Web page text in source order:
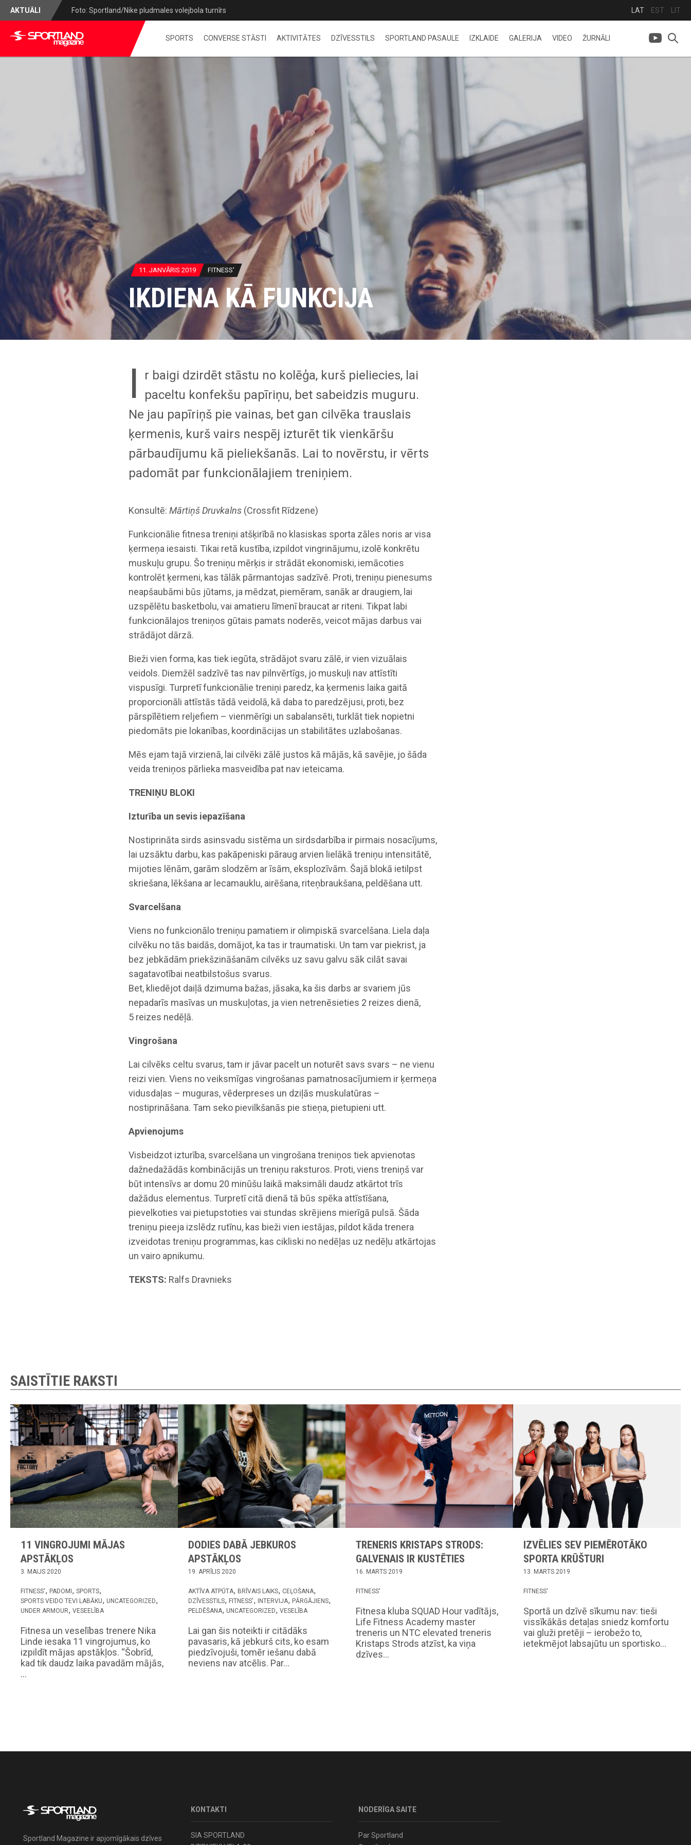
AKTUĀLI Foto: Sportland/Nike pludmales volejbola turnīrs LAT EST LIT
SPORTS CONVERSE STĀSTI AKTIVITĀTES DZĪVESSTILS SPORTLAND PASAULE IZKLAIDE GALERIJA VIDEO ŽURNĀLI
11. JANVĀRIS 2019 FITNESS'
IKDIENA KĀ FUNKCIJA
I
r baigi dzirdēt stāstu no kolēģa, kurš pieliecies, lai
paceltu konfekšu papīriņu, bet sabeidzis muguru.
Ne jau papīriņš pie vainas, bet gan cilvēka trauslais
ķermenis, kurš vairs nespēj izturēt tik vienkāršu
pārbaudījumu kā pieliekšanās. Lai to novērstu, ir vērts
padomāt par funkcionālajiem treniņiem.
Konsultē: Mārtiņš Druvkalns (Crossfit Rīdzene)
Funkcionālie fitnesa treniņi atšķirībā no klasiskas sporta zāles noris ar visa
ķermeņa iesaisti. Tikai retā kustība, izpildot vingrinājumu, izolē konkrētu
muskuļu grupu. Šo treniņu mērķis ir strādāt ekonomiski, iemācoties
kontrolēt ķermeni, kas tālāk pārmantojas sadzīvē. Proti, treniņu pienesums
neapšaubāmi būs jūtams, ja mēdzat, piemēram, sanāk ar draugiem, lai
uzspēlētu basketbolu, vai amatieru līmenī braucat ar riteni. Tikpat labi
funkcionālajos treniņos gūtais pamats noderēs, veicot mājas darbus vai
strādājot dārzā.
Bieži vien forma, kas tiek iegūta, strādājot svaru zālē, ir vien vizuālais
veidols. Diemžēl sadzīvē tas nav pilnvērtīgs, jo muskuļi nav attīstīti
vispusīgi. Turpretī funkcionālie treniņi paredz, ka ķermenis laika gaitā
proporcionāli attīstās tādā veidolā, kā daba to paredzējusi, proti, bez
pārspīlētiem reljefiem – vienmērīgi un sabalansēti, turklāt tiek nopietni
piedomāts pie lokanības, koordinācijas un stabilitātes uzlabošanas.
Mēs ejam tajā virzienā, lai cilvēki zālē justos kā mājās, kā savējie, jo šāda
veida treniņos pārlieka masveidība pat nav ieteicama.
TRENIŅU BLOKI
Izturība un sevis iepazīšana
Nostiprināta sirds asinsvadu sistēma un sirdsdarbība ir pirmais nosacījums,
lai uzsāktu darbu, kas pakāpeniski pāraug arvien lielākā treniņu intensitātē,
mijoties lēnām, garām slodzēm ar īsām, eksplozīvām. Šajā blokā ietilpst
skriešana, lēkšana ar lecam­auklu, airēšana, riteņbraukšana, ­peldēšana utt.
Svarcelšana
Viens no funkcionālo treniņu pamatiem ir olimpiskā svarcelšana. Liela daļa
cilvēku no tās baidās, domājot, ka tas ir traumatiski. Un tam var piekrist, ja
bez jebkādām priekšzināšanām cilvēks uz savu galvu sāk cilāt savai
sagatavotībai neatbilstošus ­svarus.
Bet, kliedējot daiļā dzimuma bažas, jāsaka, ka šis darbs ar svariem jūs
nepadarīs masīvas un muskuļotas, ja vien netrenē­sieties 2 reizes dienā,
5 reizes ­nedēļā.
Vingrošana
Lai cilvēks celtu svarus, tam ir jāvar pacelt un noturēt savs svars – ne vienu
reizi vien. Viens no veiksmīgas vingrošanas pamatnosacījumiem ir ķermeņa
vidusdaļas – muguras, vē­derpreses un dziļās musku­la­tūras –
nostiprināšana. Tam seko ­pievilkšanās pie stieņa, pietupieni utt.
Apvienojums
Visbeidzot izturība, svarcelšana un vingrošana treniņos tiek apvienotas
dažnedažādās kombinācijās un treniņu raksturos. Proti, viens treniņš var
būt intensīvs ar domu 20 minūšu laikā maksimāli daudz atkārtot trīs
dažādus elementus. Turpretī citā dienā tā būs spēka attīstīšana,
pievelkoties vai pietupstoties vai stundas skrējiens mierīgā pulsā. Šāda
treniņu pieeja izslēdz rutīnu, kas bieži vien iestājas, pildot kāda trenera
izveidotas treniņu programmas, kas cikliski no nedēļas uz nedēļu atkārtojas
un vairo apnikumu.
TEKSTS: Ralfs Dravnieks
SAISTĪTIE RAKSTI
11 VINGROJUMI MĀJAS
APSTĀKĻOS
3. MAIJS 2020
FITNESS' PADOMI
SPORTS
SPORTS VEIDO TEVI LABĀKU
UNCATEGORIZED
UNDER ARMOUR
VESEELĪBA
Fitnesa un veselības trenere Nika
Linde iesaka 11 vingrojumus, ko
izpildīt mājas apstākļos. “Šobrīd,
kad tik daudz laika pavadām mājās,
…
DODIES DABĀ JEBKUROS
APSTĀKĻOS
19. APRĪLIS 2020
AKTĪVA ATPŪTA BRĪVAIS LAIKS
CEĻOŠANA
DZĪVESSTILS
FITNESS' INTERVIJA
PĀRGĀJIENS
PELDĒŠANA
UNCATEGORIZED VESELĪBA
Lai gan šis noteikti ir citādāks
pavasaris, kā jebkurš cits, ko esam
piedzīvojuši, tomēr iešanu dabā
neviens nav atcēlis. Par…
TRENERIS KRISTAPS STRODS:
GALVENAIS IR KUSTĒTIES
16. MARTS 2019
FITNESS'
Fitnesa kluba SQUAD Hour vadītājs,
Life Fitness Academy master
treneris un NTC elevated treneris
Kristaps Strods atzīst, ka viņa
dzīves…
IZVĒLIES SEV PIEMĒROTĀKO
SPORTA KRŪŠTURI
13. MARTS 2019
FITNESS'
Sportā un dzīvē sīkumu nav: tieši
vissīkākās detaļas sniedz komfortu
vai gluži pretēji – ierobežo to,
ietekmējot labsajūtu un sportisko…
Sportland Magazine ir apjomīgākais dzīves
KONTAKTI
SIA SPORTLAND
NODERĪGA SAITE
Par Sportland